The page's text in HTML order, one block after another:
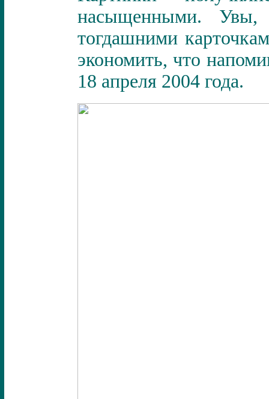
насыщенными. Увы,
тогдашними
экономить, что
18 апреля 2004 года.